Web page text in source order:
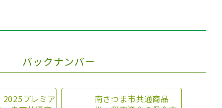
バックナンバー
2025プレミア
南さつま市共通商品